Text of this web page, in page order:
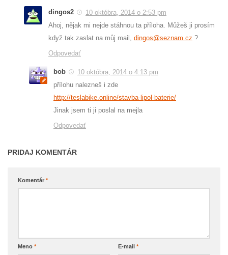
dingos2
10 októbra, 2014 o 2:53 pm
Ahoj, nějak mi nejde stáhnou ta příloha. Můžeš ji prosím
když tak zaslat na můj mail, dingos@seznam.cz ?
Odpovedať
bob
10 októbra, 2014 o 4:13 pm
přílohu nalezneš i zde
http://teslabike.online/stavba-lipol-baterie/
Jinak jsem ti ji poslal na mejla
Odpovedať
PRIDAJ KOMENTÁR
Komentár *
Meno * E-mail *